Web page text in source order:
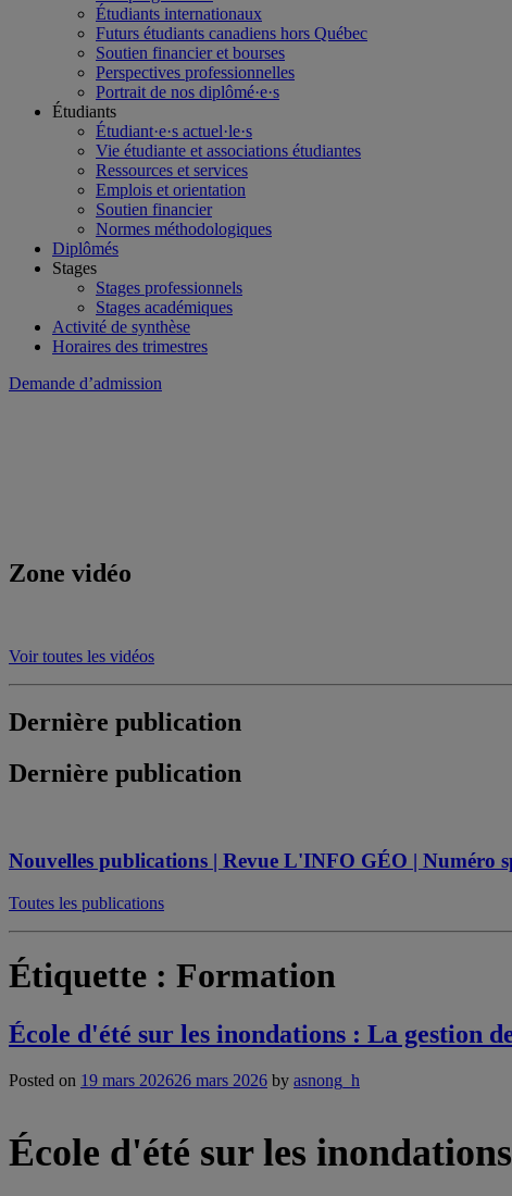
Étudiants internationaux
Futurs étudiants canadiens hors Québec
Soutien financier et bourses
Perspectives professionnelles
Portrait de nos diplômé·e·s
Étudiants
Étudiant·e·s actuel·le·s
Vie étudiante et associations étudiantes
Ressources et services
Emplois et orientation
Soutien financier
Normes méthodologiques
Diplômés
Stages
Stages professionnels
Stages académiques
Activité de synthèse
Horaires des trimestres
Demande d’admission
Zone vidéo
Voir toutes les vidéos
Dernière publication
Dernière publication
Nouvelles publications | Revue L'INFO GÉO | Numéro
Toutes les publications
Étiquette : Formation
École d'été sur les inondations : La gestion
Posted on 19 mars 202626 mars 2026 by asnong_h
École d'été sur les inondations